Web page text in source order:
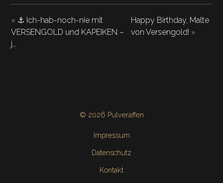
mal
wieder
« ⚓️ Ich-hab-noch-nie mit
VERSENGOLD und KAPEIKEN –
j…
Happy Birthday, Malte
von Versengold! »
© 2026 Pulveraffen
Impressum
Datenschutz
Kontakt